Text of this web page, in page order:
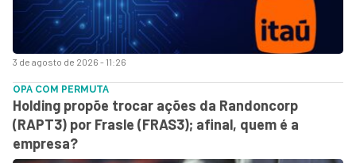
3 de agosto de 2026 - 11:26
OPA COM PERMUTA
Holding propõe trocar ações da Randoncorp
(RAPT3) por Frasle (FRAS3); afinal, quem é a
empresa?